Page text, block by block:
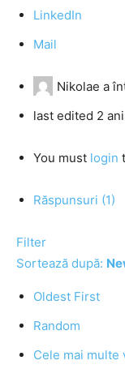
LinkedIn
Mail
Nikolae a
last edited 2
You must login
Răspunsuri (1)
Filter
Sortează după:
Oldest First
Random
Cele mai multe